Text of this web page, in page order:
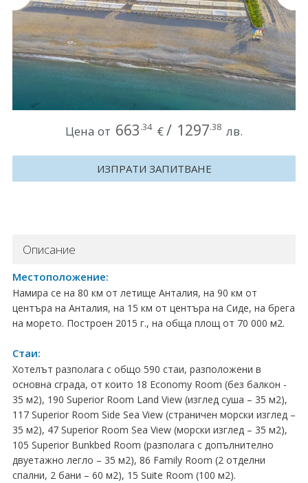
Круизи
Уикенд програми
Албания
Хърватия
Гърция
Италия
Австрия
Сърбия - E-Tours
Турция
Цена от 663.34 €/ 1297.38 лв.
ИЗПРАТИ ЗАПИТВАНЕ
Описание
Местоположение:
Намира се на 80 км от летище Анталия, на 90 км от
центъра на Анталия, на 15 км от центъра на Сиде, на брега
на морето. Построен 2015 г., на обща площ от 70 000 м2.
Стаи:
Хотелът разполага с общо 590 стаи, разположени в
основна сграда, от които 18 Economy Room (без балкон -
35 м2), 190 Superior Room Land View (изглед суша – 35 м2),
117 Superior Room Side Sea View (страничен морски изглед –
35 м2), 47 Superior Room Sea View (морски изглед – 35 м2),
105 Superior Bunkbed Room (разполага с допълнително
двуетажно легло – 35 м2), 86 Family Room (2 отделни
спални, 2 бани – 60 м2), 15 Suite Room (100 м2).